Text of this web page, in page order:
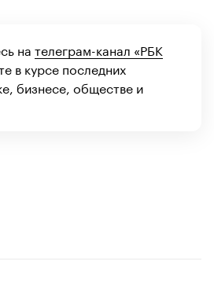
нателеграм-канал «РБК
в курсе последних
бизнесе, обществе и